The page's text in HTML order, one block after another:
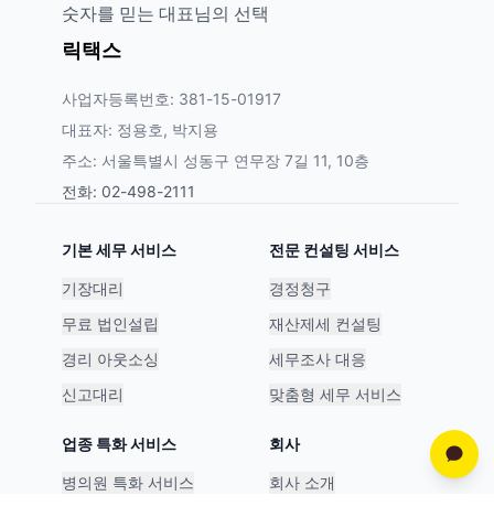
숫자를 믿는 대표님의 선택
릭택스
사업자등록번호: 381-15-01917
대표자: 정용호, 박지용
주소: 서울특별시 성동구 연무장 7길 11, 10층
전화: 02-498-2111
기본 세무 서비스
기장대리
무료 법인설립
경리 아웃소싱
신고대리
전문 컨설팅 서비스
경정청구
재산제세 컨설팅
세무조사 대응
맞춤형 세무 서비스
업종 특화 서비스
병의원 특화 서비스
회사
회사 소개